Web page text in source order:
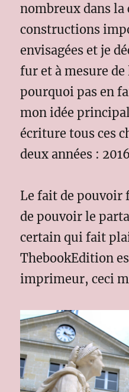
nombreux dans la
constructions
envisagées et je
fur et à mesure
pourquoi pas en
mon idée
écriture tous ces
deux années :
Le fait de pouvoir
de pouvoir le
certain qui fait
ThebookEdition
imprimeur, ceci